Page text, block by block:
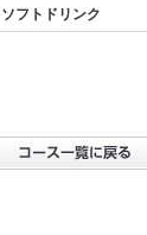
ソフトドリンク